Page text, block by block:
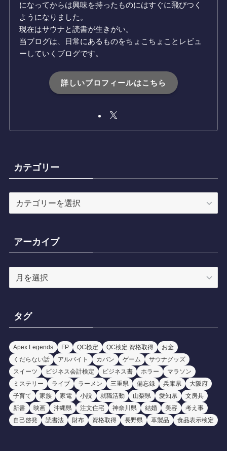
になってからは興味を持ったものにはすぐに飛びつく
ようになりました。
現在はサウナと読書が生きがい。
当ブログは、日常にあるものをちょこちょことレビュ
ーしていくブログです。
詳しいプロフィールはこちら
カテゴリー
テ
ー
アーカイブ
ー
ブ
タグ
Apex Legends FP QC検定 QC検定.資格取得
お金
くだらない話
アルバイト カバン ゲーム
サウナグッズ
スイーツ
ビジネス会計検定 ビジネス書 ホラー
マラソン
ミステリー
ライブ ラーメン 三重県 備忘録 兵庫県
大阪府
子育て
家族 家電 小説 就職活動 山梨県 愛知県
文房具
新書
映画 沖縄県 注文住宅 神奈川県 結婚 美容
考え事
自己啓発
読書法 財布 資格取得 長野県 革製品 食品表示検定